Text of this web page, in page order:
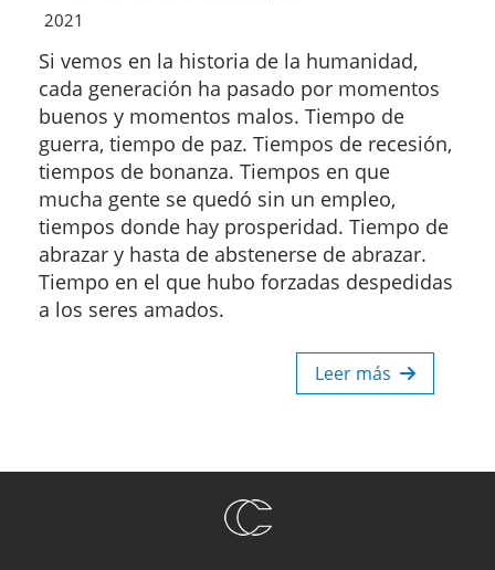
2021
Si vemos en la historia de la humanidad,
cada generación ha pasado por momentos
buenos y momentos malos. Tiempo de
guerra, tiempo de paz. Tiempos de recesión,
tiempos de bonanza. Tiempos en que
mucha gente se quedó sin un empleo,
tiempos donde hay prosperidad. Tiempo de
abrazar y hasta de abstenerse de abrazar.
Tiempo en el que hubo forzadas despedidas
a los seres amados.
Leer más